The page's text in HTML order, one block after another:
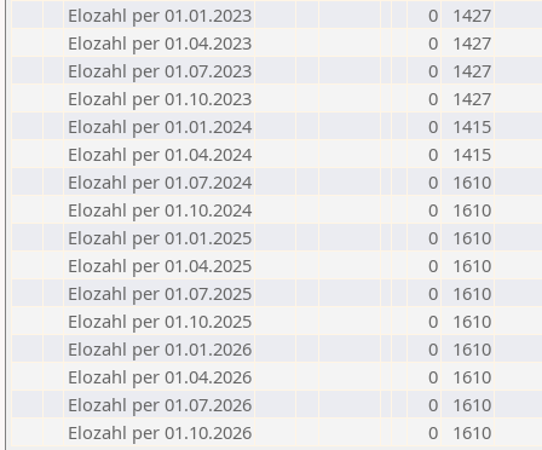
Elozahl per 01.01.2023
0
1427
Elozahl per 01.04.2023
0
1427
Elozahl per 01.07.2023
0
1427
Elozahl per 01.10.2023
0
1427
Elozahl per 01.01.2024
0
1415
Elozahl per 01.04.2024
0
1415
Elozahl per 01.07.2024
0
1610
Elozahl per 01.10.2024
0
1610
Elozahl per 01.01.2025
0
1610
Elozahl per 01.04.2025
0
1610
Elozahl per 01.07.2025
0
1610
Elozahl per 01.10.2025
0
1610
Elozahl per 01.01.2026
0
1610
Elozahl per 01.04.2026
0
1610
Elozahl per 01.07.2026
0
1610
Elozahl per 01.10.2026
0 1610